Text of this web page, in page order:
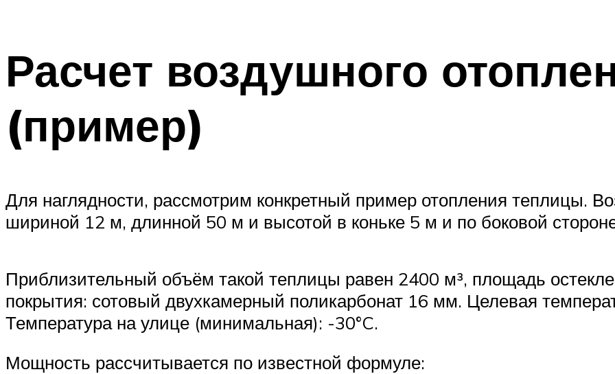
Расчет воздушного
(пример)
Для наглядности, рассмотрим конкретный пример отопления теплицы.
шириной 12 м, длинной 50 м и высотой в коньке 5 м и по боковой
Приблизительный объём такой теплицы равен 2400 м³, площадь
покрытия: сотовый двухкамерный поликарбонат 16 мм. Целевая
Температура на улице (минимальная): -30°C.
Мощность рассчитывается по известной формуле: